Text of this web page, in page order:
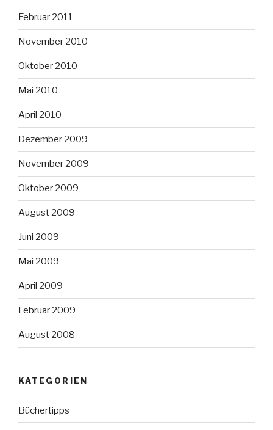
Februar 2011
November 2010
Oktober 2010
Mai 2010
April 2010
Dezember 2009
November 2009
Oktober 2009
August 2009
Juni 2009
Mai 2009
April 2009
Februar 2009
August 2008
KATEGORIEN
Büchertipps